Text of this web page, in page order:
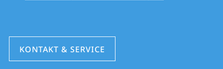
KONTAKT & SERVICE